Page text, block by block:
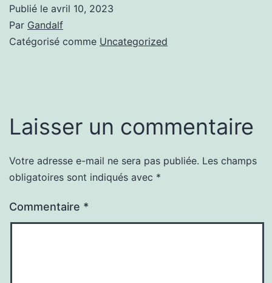
Publié le avril 10, 2023
Par Gandalf
Catégorisé comme Uncategorized
Laisser un commentaire
Votre adresse e-mail ne sera pas publiée. Les champs
obligatoires sont indiqués avec *
Commentaire *